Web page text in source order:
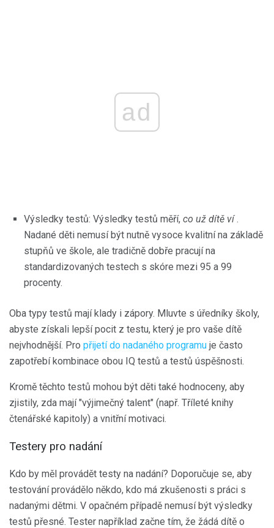
ad
Výsledky testů: Výsledky testů měří, co už dítě ví.
Nadané děti nemusí být nutně vysoce kvalitní na základě
stupňů ve škole, ale tradičně dobře pracují na
standardizovaných testech s skóre mezi 95 a 99
procenty.
Oba typy testů mají klady i zápory. Mluvte s úředníky školy,
abyste získali lepší pocit z testu, který je pro vaše dítě
nejvhodnější. Pro přijetí do nadaného programu je často
zapotřebí kombinace obou IQ testů a testů úspěšnosti.
Kromě těchto testů mohou být děti také hodnoceny, aby
zjistily, zda mají "výjimečný talent" (např. Tříleté knihy
čtenářské kapitoly) a vnitřní motivaci.
Testery pro nadání
Kdo by měl provádět testy na nadání? Doporučuje se, aby
testování provádělo někdo, kdo má zkušenosti s práci s
nadanými dětmi. V opačném případě nemusí být výsledky
testů přesné. Tester například začne tím, že žádá dítě o